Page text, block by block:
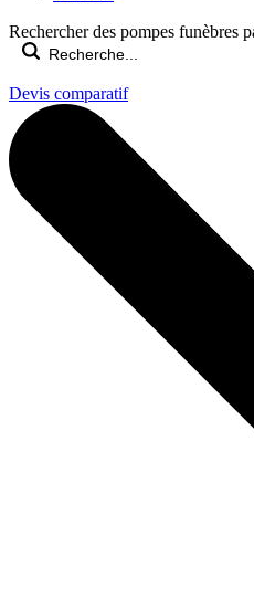
Rechercher des pompes funèbres
Devis comparatif